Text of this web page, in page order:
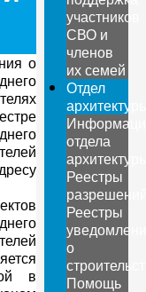
о
в
участников
СВО и
членов
их семей
Отдел
отдела
Реестры
Реестры
о
Помощь